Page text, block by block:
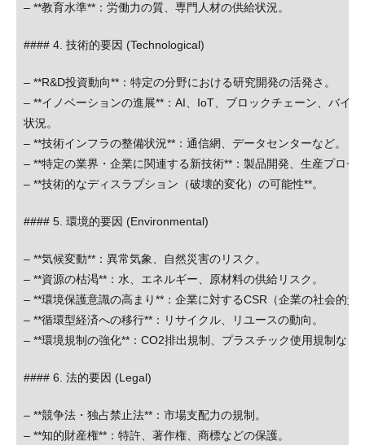
– **教育水準**：労働力の質、専門人材の供給状況。
#### 4. 技術的要因 (Technological)
– **R&D投資動向**：特定の分野における研究開発の活発さ。
– **イノベーションの進展**：AI、IoT、ブロックチェーン、バイ
状況。
– **技術インフラの整備状況**：通信網、データセンターなど。
– **特定の業界・企業に関連する新技術**：製品開発、生産プロセ
– **技術的なディスラプション（破壊的変化）の可能性**。
#### 5. 環境的要因 (Environmental)
– **気候変動**：異常気象、自然災害のリスク。
– **資源の枯渇**：水、エネルギー、原材料の供給リスク。
– **環境保護意識の高まり**：企業に対するCSR（企業の社会的責
– **循環型経済への移行**：リサイクル、リユースの動向。
– **環境規制の強化**：CO2排出規制、プラスチック使用規制など
#### 6. 法的要因 (Legal)
– **競争法・独占禁止法**：市場支配力の規制。
– **知的財産権**：特許、著作権、商標などの保護。